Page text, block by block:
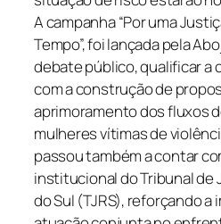
A campanha “Por uma
Tempo”, foi lançada pela
debate público, qualificar a
com a construção de
aprimoramento dos fluxos
mulheres vítimas de
passou também a contar
institucional do Tribunal de
do Sul (TJRS), reforçando a